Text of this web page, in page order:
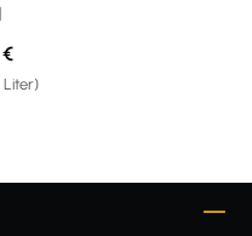
Liter)
Preis: